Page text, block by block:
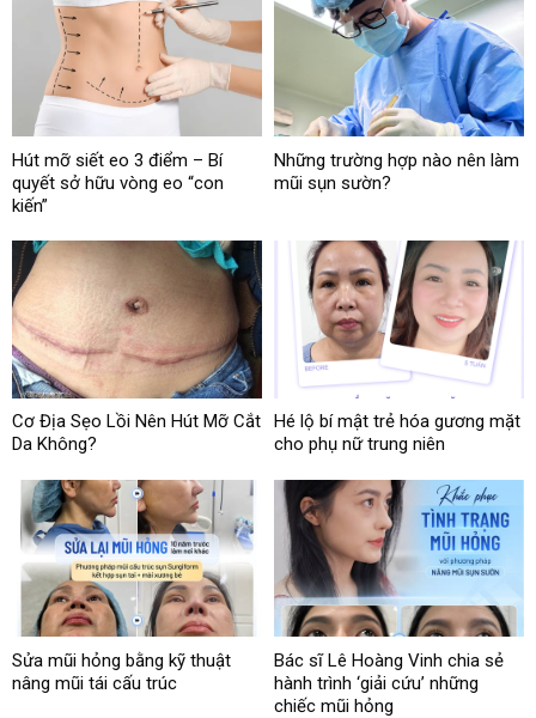
Hút mỡ siết eo 3 điểm – Bí
quyết sở hữu vòng eo “con
kiến”
Những trường hợp nào nên làm
mũi sụn sườn?
Cơ Địa Sẹo Lồi Nên Hút Mỡ Cắt
Da Không?
Hé lộ bí mật trẻ hóa gương mặt
cho phụ nữ trung niên
Sửa mũi hỏng bằng kỹ thuật
nâng mũi tái cấu trúc
Bác sĩ Lê Hoàng Vinh chia sẻ
hành trình ‘giải cứu’ những
chiếc mũi hỏng